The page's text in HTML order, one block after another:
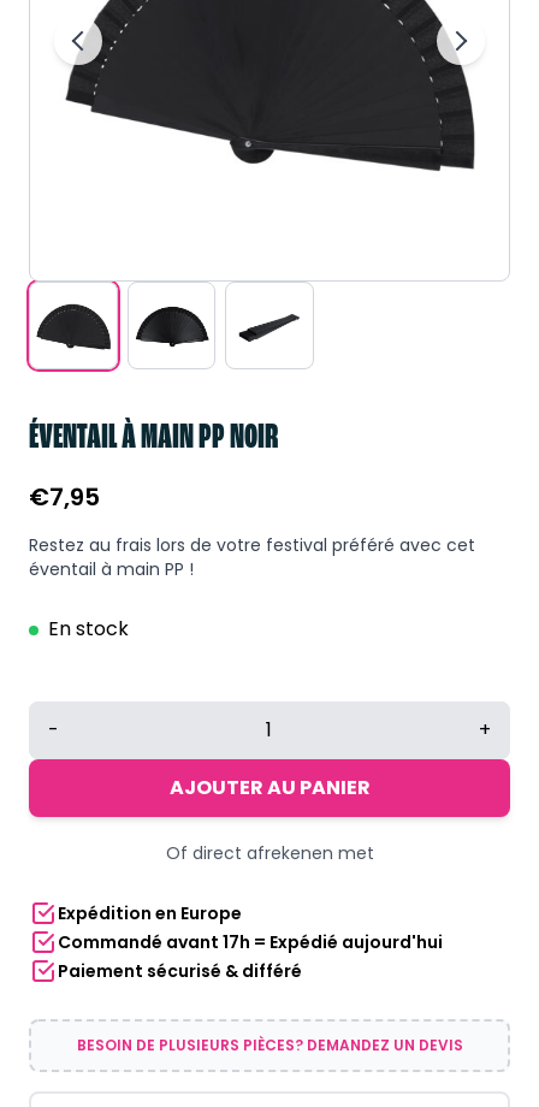
ÉVENTAIL À MAIN PP NOIR
€7,95
Restez au frais lors de votre festival préféré avec cet
éventail à main PP !
En stock
quantité
Éventail
- +
AJOUTER AU PANIER
Of direct afrekenen met
Expédition en Europe
Commandé avant 17h = Expédié aujourd'hui
Paiement sécurisé & différé
BESOIN DE PLUSIEURS PIÈCES? DEMANDEZ UN DEVIS